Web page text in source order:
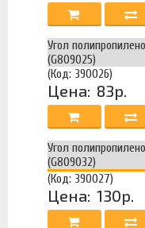
Угол
(G809025)
(Код: 390026)
Цена: 83р.
Угол
(G809032)
(Код: 390027)
Цена: 130р.